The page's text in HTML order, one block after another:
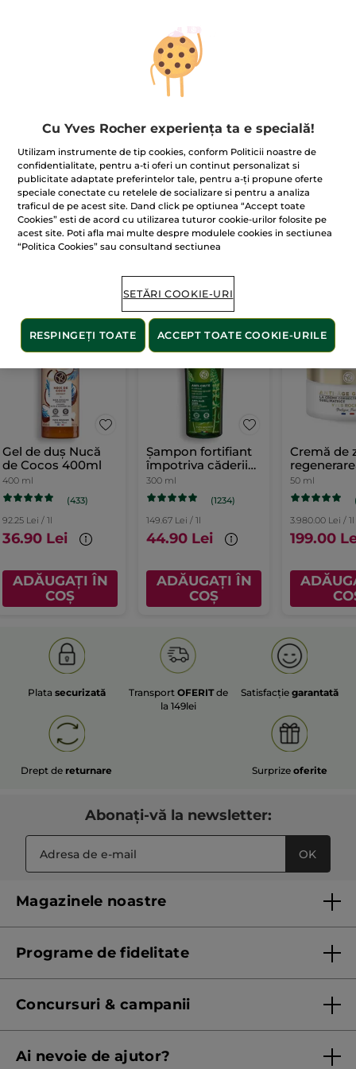
Ups!
Pagina nu poate fi afișată.
Se pare că această paginănu mai existăsau că
linkul este incorect.
Produsele noastre
BESTSELLER
Gel de duș Nucă
de Cocos 400ml
400 ml
(433)
92.25 Lei / 1l
36.90 Lei
ADĂUGAȚI ÎN
COȘ
BESTSELLER
Șampon fortifiant
împotriva căderii
părului cu Lupin
Alb
300 ml
(1234)
149.67 Lei / 1l
44.90 Lei
ADĂUGAȚI ÎN
COȘ
BESTSELLER
Cremă de
celulară a
Cutie 50
50 ml
3.980.00 Lei / 1l
199.00
Plata securizată Transport OFERITde
la 149lei
Satisfacțiegarantată
Drept de returnare Surprize oferite
Abonați-vă la newsletter:
OK
Magazinele noastre
Programe de fidelitate
Concursuri & campanii
Listă prețuri standard
Ai nevoie de ajutor?
Cu Yves Rocher experiența ta e specială!
Utilizam instrumente de tip cookies, conform Politicii noastre de
confidentialitate, pentru a-ti oferi un continut personalizat si
publicitate adaptate preferintelor tale, pentru a-ți propune oferte
speciale conectate cu retelele de socializare si pentru a analiza
traficul de pe acest site. Dand click pe optiunea “Accept toate
Cookies” esti de acord cu utilizarea tuturor cookie-urilor folosite pe
acest site. Poti afla mai multe despre modulele cookies in sectiunea
“Politica Cookies” sau consultand sectiunea
SETĂRI COOKIE-URI
RESPINGEȚI TOATE ACCEPT TOATE COOKIE-URILE